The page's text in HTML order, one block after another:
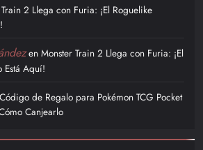
2 Llega con Furia: ¡El Roguelike
en Monster Train 2 Llega con Furia: ¡El
Está Aquí!
de Regalo para Pokémon TCG Pocket
Canjearlo